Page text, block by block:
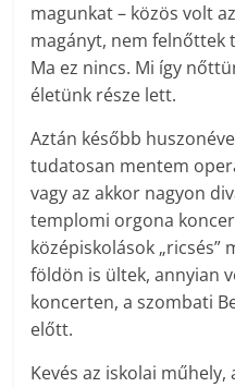
magunkat – közös volt
magányt, nem felnőttek
Ma ez nincs. Mi így
életünk része lett.
Aztán később
tudatosan mentem
vagy az akkor nagyon
templomi orgona
középiskolások „ricsés”
földön is ültek, annyian
koncerten, a szombati
előtt.
Kevés az iskolai